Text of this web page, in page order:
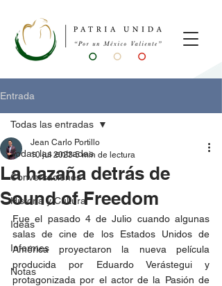
Entrada
Todas las entradas
Conversaciones
Historia y Cultura
Ideas
Informes
Notas
Todas las entradas
La hazaña detrás de
Sound of Freedom
Jean Carlo Portillo
10 jul 2023 5 min de lectura
Fue el pasado 4 de Julio cuando algunas
salas de cine de los Estados Unidos de
América proyectaron la nueva película
producida por Eduardo Verástegui y
protagonizada por el actor de la Pasión de